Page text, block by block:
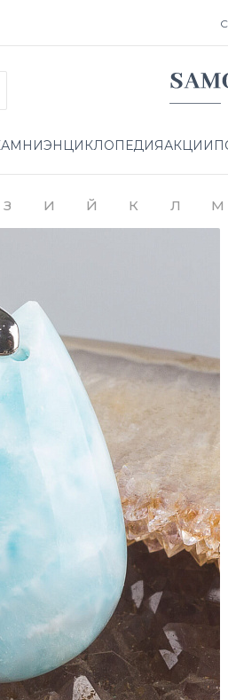
ЭНЦИКЛОПЕДИЯАКЦИИ
З И Й К Л М